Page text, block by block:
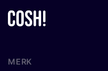
MERK